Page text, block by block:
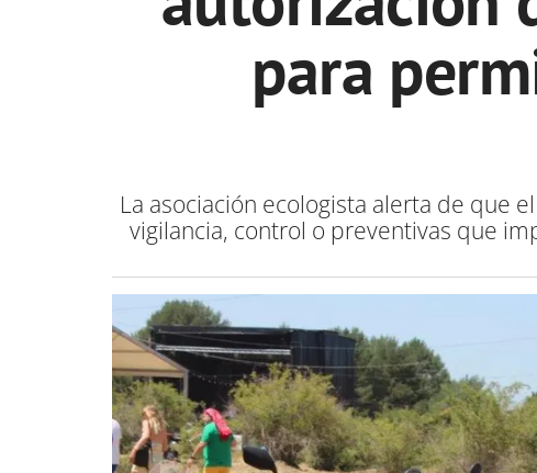
para
La asociación ecologista alerta de que
vigilancia, control o preventivas que